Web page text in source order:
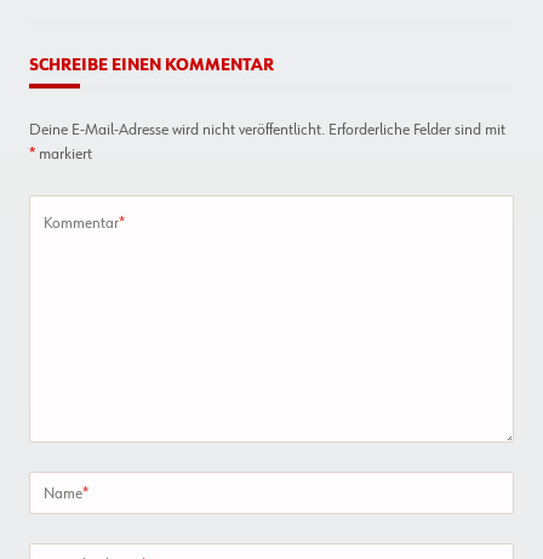
SCHREIBE EINEN KOMMENTAR
Deine E-Mail-Adresse wird nicht veröffentlicht. Erforderliche Felder sind mit
* markiert
Kommentar*
Name*